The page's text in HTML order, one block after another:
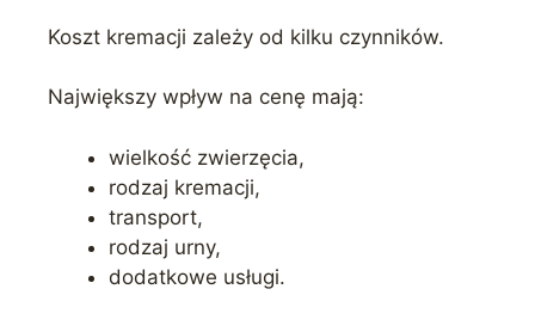
Koszt kremacji zależy od kilku czynników.
Największy wpływ na cenę mają:
wielkość zwierzęcia,
rodzaj kremacji,
transport,
rodzaj urny,
dodatkowe usługi.